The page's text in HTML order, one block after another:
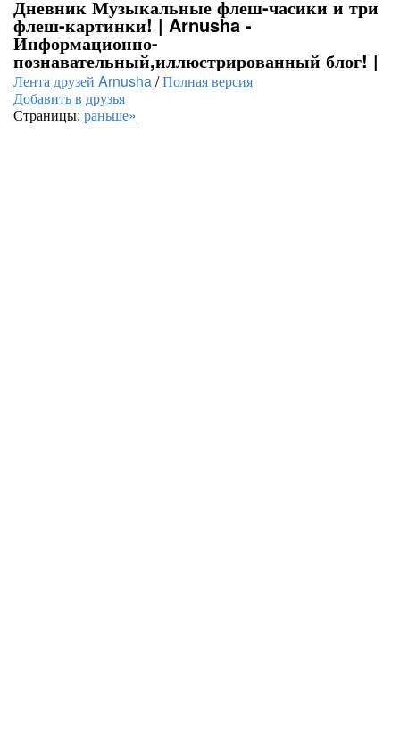
Дневник Музыкальные флеш-часики и три
флеш-картинки! | Arnusha -
Информационно-
познавательный,иллюстрированный блог! |
Лента друзей Arnusha/Полная версия
Добавить в друзья
Страницы: раньше»